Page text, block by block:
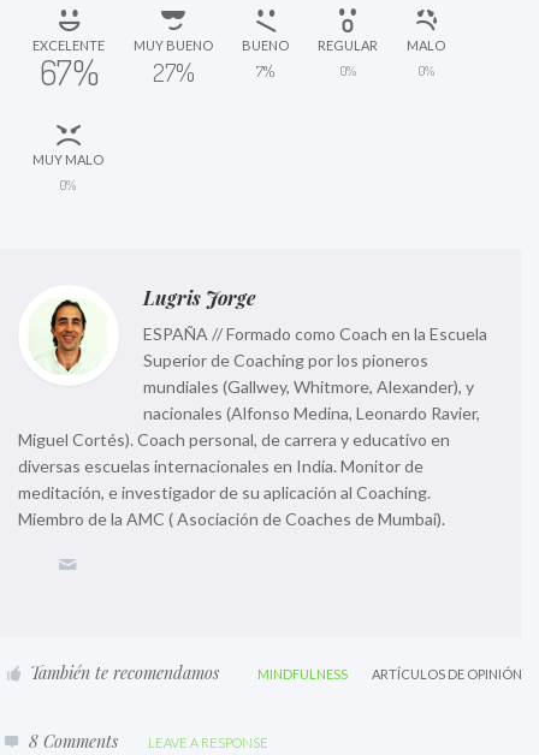
EXCELENTE
67%
MUY BUENO
27%
BUENO
7%
REGULAR
0%
MALO
0%
MUY MALO
0%
Lugris Jorge
ESPAÑA // Formado como Coach en la Escuela
Superior de Coaching por los pioneros
mundiales (Gallwey, Whitmore, Alexander), y
nacionales (Alfonso Medina, Leonardo Ravier,
Miguel Cortés). Coach personal, de carrera y educativo en
diversas escuelas internacionales en India. Monitor de
meditación, e investigador de su aplicación al Coaching.
Miembro de la AMC ( Asociación de Coaches de Mumbai).
También te recomendamos MINDFULNESS ARTÍCULOS DE OPINIÓN
8 Comments LEAVE A RESPONSE